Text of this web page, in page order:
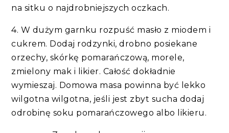
na sitku o najdrobniejszych oczkach.
4. W dużym garnku rozpuść masło z miodem i
cukrem. Dodaj rodzynki, drobno posiekane
orzechy, skórkę pomarańczową, morele,
zmielony mak i likier. Całość dokładnie
wymieszaj. Domowa masa powinna być lekko
wilgotna wilgotna, jeśli jest zbyt sucha dodaj
odrobinę soku pomarańczowego albo likieru.